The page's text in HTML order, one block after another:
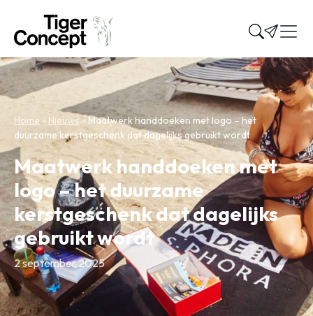
Home » Nieuws»Maatwerk handdoeken met logo – het
duurzame kerstgeschenk dat dagelijks gebruikt wordt
Maatwerk handdoeken met
logo – het duurzame
kerstgeschenk dat dagelijks
gebruikt wordt
2 september 2025